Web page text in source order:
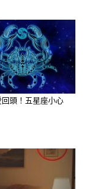
表面看似
牢牢記住。
甚至能清楚
過。
會消失。
回頭！五星座小心